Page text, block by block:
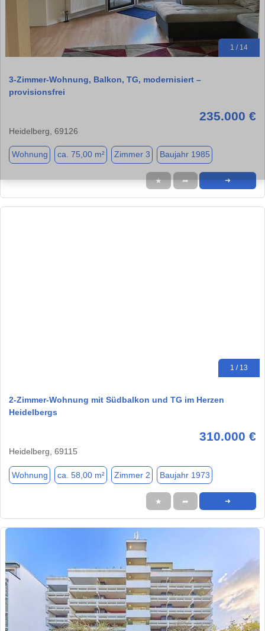
1 / 14
3-Zimmer-Wohnung, Balkon, TG, modernisiert –
provisionsfrei
235.000 €
Heidelberg, 69126
Wohnung ca. 75,00 m² Zimmer 3 Baujahr 1985
★ ➦ ➜
1 / 13
2-Zimmer-Wohnung mit Südbalkon und TG im Herzen
Heidelbergs
310.000 €
Heidelberg, 69115
Wohnung ca. 58,00 m² Zimmer 2 Baujahr 1973
★ ➦ ➜